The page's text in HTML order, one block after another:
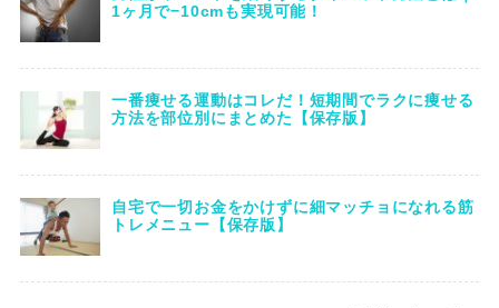
1ヶ月で−10cmも実現可能！
一番痩せる運動はコレだ！短期間でラクに痩せる
方法を部位別にまとめた【保存版】
自宅で一切お金をかけずに細マッチョになれる筋
トレメニュー【保存版】